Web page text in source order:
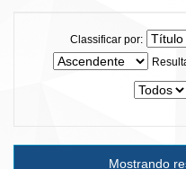
Classificar por:
Mostrando